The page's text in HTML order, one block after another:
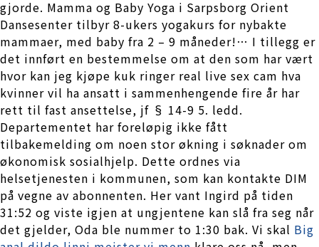
gjorde. Mamma og Baby Yoga i Sarpsborg Orient
Dansesenter tilbyr 8-ukers yogakurs for nybakte
mammaer, med baby fra 2 – 9 måneder!… I tillegg er
det innført en bestemmelse om at den som har vært
hvor kan jeg kjøpe kuk ringer real live sex cam hva
kvinner vil ha ansatt i sammenhengende fire år har
rett til fast ansettelse, jf § 14-9 5. ledd.
Departementet har foreløpig ikke fått
tilbakemelding om noen stor økning i søknader om
økonomisk sosialhjelp. Dette ordnes via
helsetjenesten i kommunen, som kan kontakte DIM
på vegne av abonnenten. Her vant Ingird på tiden
31:52 og viste igjen at ungjentene kan slå fra seg når
det gjelder, Oda ble nummer to 1:30 bak. Vi skal Big